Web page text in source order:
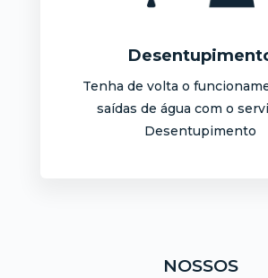
Tenha de volta o
saídas de água com o
Desentupimento
NOSSOS